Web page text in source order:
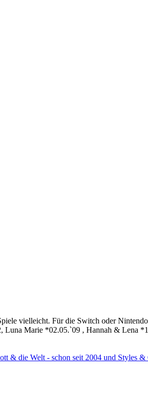
vielleicht. Für die Switch oder
Marie *02.05.`09 , Hannah & Lena
& die Welt - schon seit 2004 und Styles